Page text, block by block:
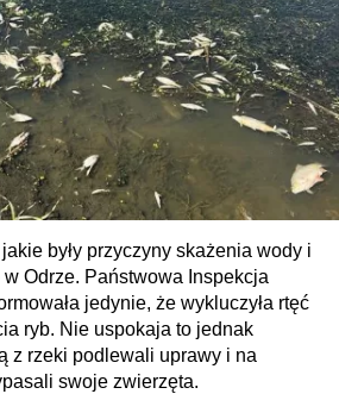
były przyczyny skażenia wody i
Odrze. Państwowa Inspekcja
jedynie, że wykluczyła rtęć
ryb. Nie uspokaja to jednak
z rzeki podlewali uprawy i na
swoje zwierzęta.